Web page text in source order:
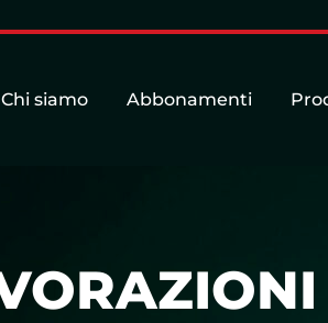
Chi siamo Abbonamenti